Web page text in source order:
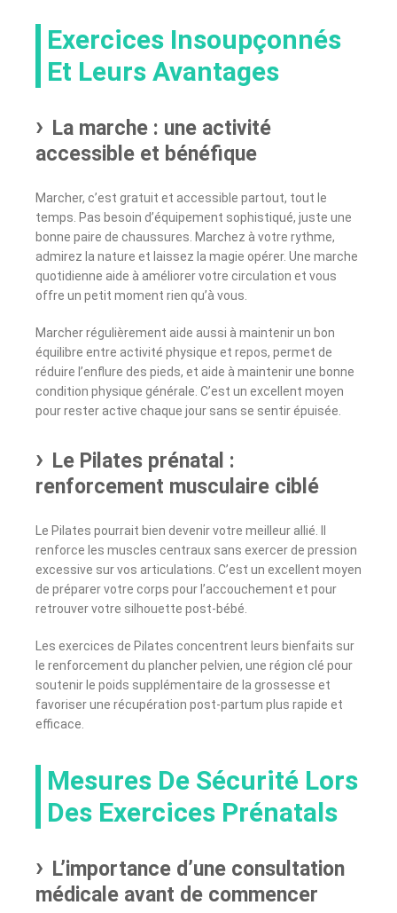
Exercices Insoupçonnés
Et Leurs Avantages
La marche : une activité
accessible et bénéfique
Marcher, c’est gratuit et accessible partout, tout le
temps. Pas besoin d’équipement sophistiqué, juste une
bonne paire de chaussures. Marchez à votre rythme,
admirez la nature et laissez la magie opérer. Une marche
quotidienne aide à améliorer votre circulation et vous
offre un petit moment rien qu’à vous.
Marcher régulièrement aide aussi à maintenir un bon
équilibre entre activité physique et repos, permet de
réduire l’enflure des pieds, et aide à maintenir une bonne
condition physique générale. C’est un excellent moyen
pour rester active chaque jour sans se sentir épuisée.
Le Pilates prénatal :
renforcement musculaire ciblé
Le Pilates pourrait bien devenir votre meilleur allié. Il
renforce les muscles centraux sans exercer de pression
excessive sur vos articulations. C’est un excellent moyen
de préparer votre corps pour l’accouchement et pour
retrouver votre silhouette post-bébé.
Les exercices de Pilates concentrent leurs bienfaits sur
le renforcement du plancher pelvien, une région clé pour
soutenir le poids supplémentaire de la grossesse et
favoriser une récupération post-partum plus rapide et
efficace.
Mesures De Sécurité Lors
Des Exercices Prénatals
L’importance d’une consultation
médicale avant de commencer